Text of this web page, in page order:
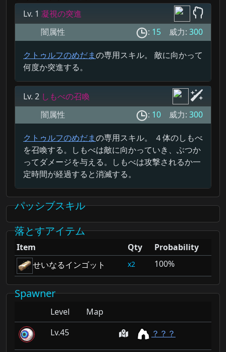
Lv. 1 凝視の突進
闇属性
: 15 威力: 300
クトゥルフのめだまの専用スキル。 敵に向かって
何度か突進する。
Lv. 2 しもべの召喚
闇属性
: 10 威力: 300
クトゥルフのめだまの専用スキル。 ４体のしもべ
を召喚する。しもべは敵に向かっていき、ぶつか
ってダメージを与える。しもべは攻撃されるか一
定時間が経過すると消滅する。
パッシブスキル
落とすアイテム
Item Qty
Probability
せいなるインゴット
2 100%
Spawner
Level
Map
45
？？？